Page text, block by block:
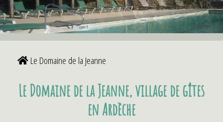
Le Domaine de la Jeanne
Le Domaine de la Jeanne, village de gîtes
en Ardèche